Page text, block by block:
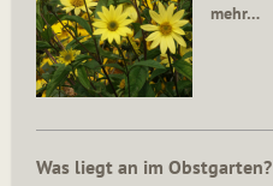
mehr…
Was liegt an im Obstgarten?